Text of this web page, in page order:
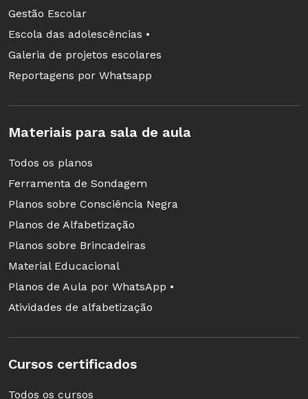
do homem com narrativas tradicionais e
científicas
Gestão Escolar
Escola das adolescências •
Galeria de projetos escolares
Reportagens por Whatsapp
Materiais para sala de aula
Todos os planos
Ferramenta de Sondagem
Planos sobre Consciência Negra
Planos de Alfabetização
Planos sobre Brincadeiras
Material Educacional
Planos de Aula por WhatsApp •
Atividades de alfabetização
Cursos certificados
Todos os cursos